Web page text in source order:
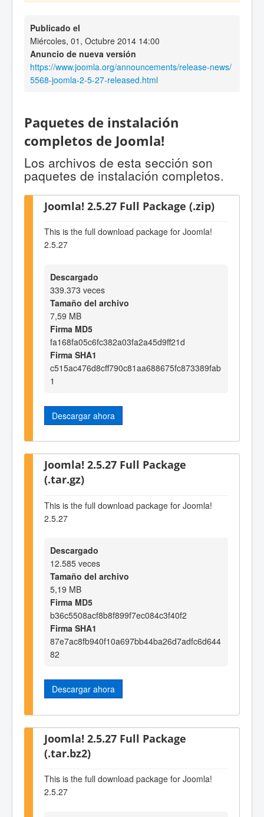
Publicado el
Miércoles, 01, Octubre 2014 14:00
Anuncio de nueva versión
https://www.joomla.org/announcements/release-news/
5568-joomla-2-5-27-released.html
Paquetes de instalación
completos de Joomla!
Los archivos de esta sección son
paquetes de instalación completos.
Joomla! 2.5.27 Full Package (.zip)
This is the full download package for Joomla!
2.5.27
Descargado
339.373 veces
Tamaño del archivo
7,59 MB
Firma MD5
fa168fa05c6fc382a03fa2a45d9ff21d
Firma SHA1
c515ac476d8cff790c81aa688675fc873389fab
1
Descargar ahora
Joomla! 2.5.27 Full Package
(.tar.gz)
This is the full download package for Joomla!
2.5.27
Descargado
12.585 veces
Tamaño del archivo
5,19 MB
Firma MD5
b36c5508acf8b8f899f7ec084c3f40f2
Firma SHA1
87e7ac8fb940f10a697bb44ba26d7adfc6d644
82
Descargar ahora
Joomla! 2.5.27 Full Package
(.tar.bz2)
This is the full download package for Joomla!
2.5.27